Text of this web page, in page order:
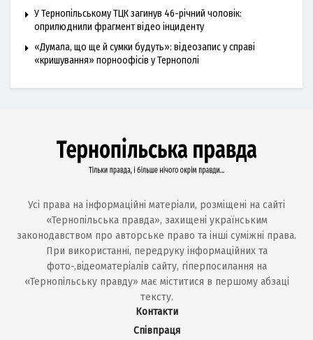
У Тернопільському ТЦК загинув 46-річний чоловік:
оприлюднили фрагмент відео інциденту
«Думала, що ще й сумки будуть»: відеозапис у справі
«кришування» порноофісів у Тернополі
Усі права на інформаційні матеріали, розміщені на сайті
«Тернопільська правда», захищені українським
законодавством про авторське право та інші суміжні права.
При використанні, передруку інформаційних та
фото-,відеоматеріалів сайту, гіперпосилання на
«Тернопільську правду» має міститися в першому абзаці
тексту.
Контакти
Співпраця